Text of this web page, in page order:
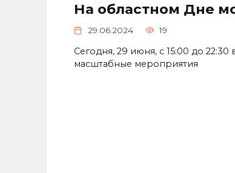
На областном Дне
29.06.2024 19
Сегодня, 29 июня, с 15:00 до
масштабные мероприятия